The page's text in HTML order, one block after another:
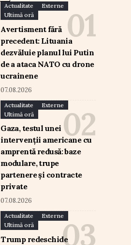
Actualitate
Externe
Ultimă oră
Avertisment fără
precedent: Lituania
dezvăluie planul lui Putin
de a ataca NATO cu drone
ucrainene
07.08.2026
Actualitate
Externe
Ultimă oră
Gaza, testul unei
intervenții americane cu
amprentă redusă: baze
modulare, trupe
partenere și contracte
private
07.08.2026
Actualitate
Externe
Ultimă oră
Trump redeschide